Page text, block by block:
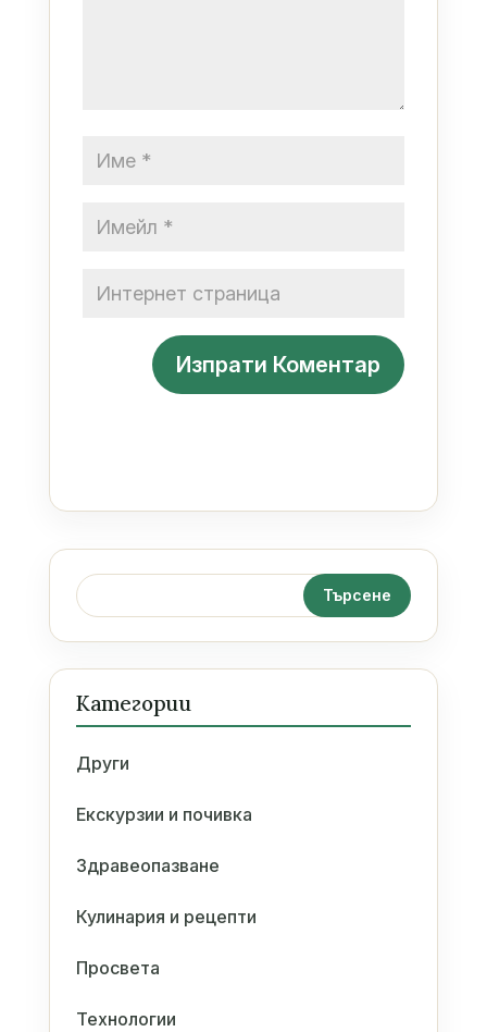
Категории
Други
Екскурзии и почивка
Здравеопазване
Кулинария и рецепти
Просвета
Технологии